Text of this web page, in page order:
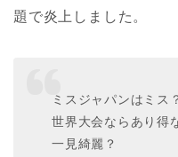
題で炎上しました。
ミスジャパンはミス
世界大会ならあり得
一見綺麗？